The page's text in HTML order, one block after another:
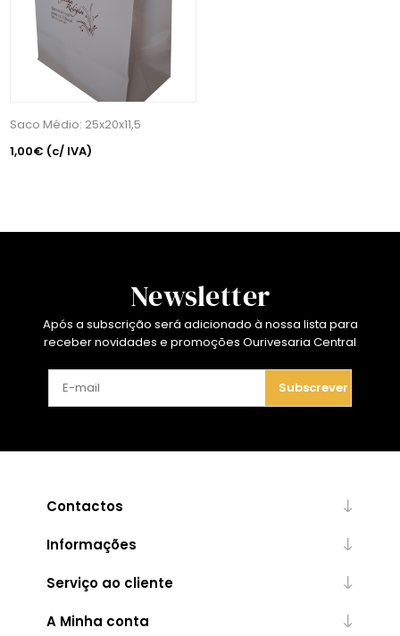
Saco Médio: 25x20x11,5
1,00€ (c/ IVA)
Newsletter
Após a subscrição será adicionado à nossa lista para
receber novidades e promoções Ourivesaria Central
Subscrever
Contactos
Informações
Serviço ao cliente
A Minha conta